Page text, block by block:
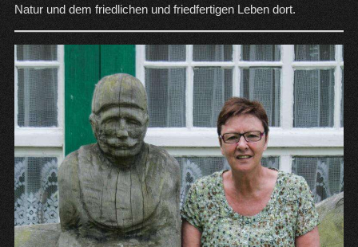
Natur und dem friedlichen und friedfertigen Leben dort.